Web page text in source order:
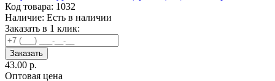
Код товара: 1032
Наличие: Есть в наличии
Заказать в 1 клик:
Заказать
43.00 р.
Оптовая цена